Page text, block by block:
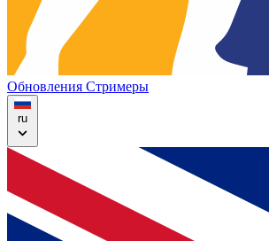
Обновления Стримеры
ru